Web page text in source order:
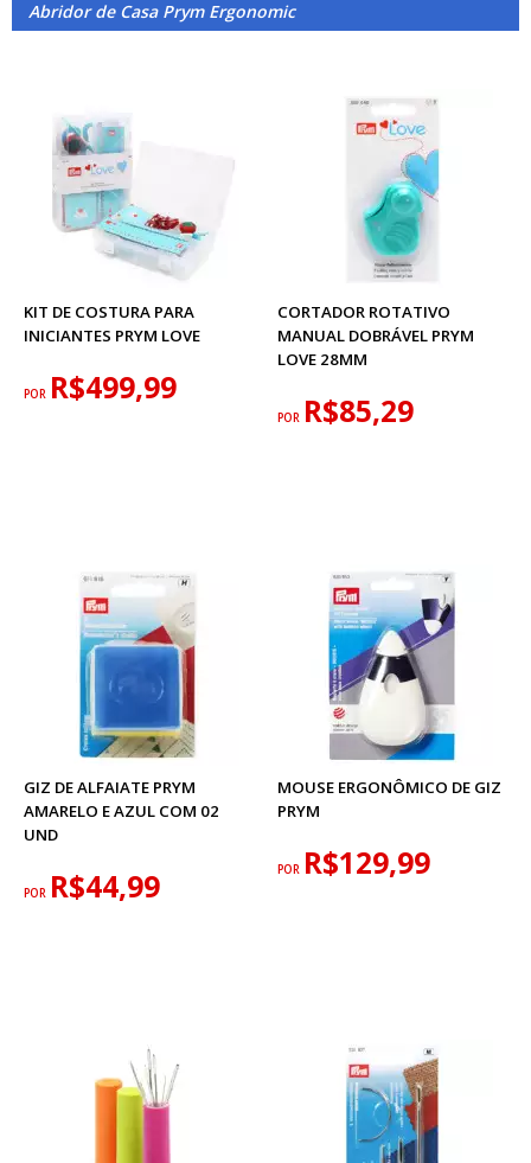
Abridor de Casa Prym Ergonomic
KIT DE COSTURA PARA
INICIANTES PRYM LOVE
POR R$499,99
CORTADOR ROTATIVO
MANUAL DOBRÁVEL PRYM
LOVE 28MM
POR R$85,29
GIZ DE ALFAIATE PRYM
AMARELO E AZUL COM 02
UND
POR R$44,99
MOUSE ERGONÔMICO DE GIZ
PRYM
POR R$129,99